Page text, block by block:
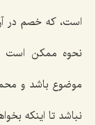
است، که خصم در
نحوه ممکن است
موضوع باشد و
نباشد تا اینکه